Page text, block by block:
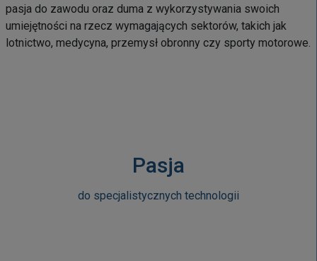
pasja do zawodu oraz duma z wykorzystywania swoich
umiejętności na rzecz wymagających sektorów, takich jak
lotnictwo, medycyna, przemysł obronny czy sporty motorowe.
Pasja
do specjalistycznych technologii